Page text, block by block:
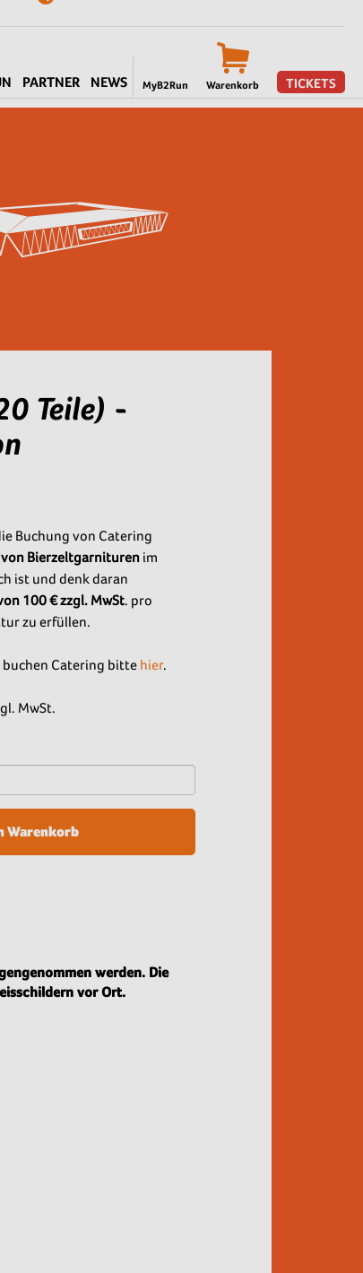
MyB2Run Warenkorb TICKETS
PARTNER NEWS
Teile) -
Buchung von Catering
Bierzeltgarnituren im
ist und denk daran
100 € zzgl. MwSt. pro
zu erfüllen.
buchen Catering bitte hier.
MwSt.
Warenkorb
werden. Die
vor Ort.